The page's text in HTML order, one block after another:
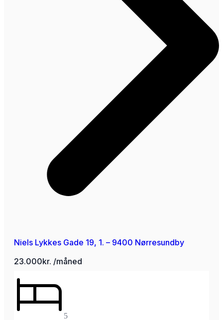
Niels Lykkes Gade 19, 1. – 9400 Nørresundby
23.000kr. /måned
5